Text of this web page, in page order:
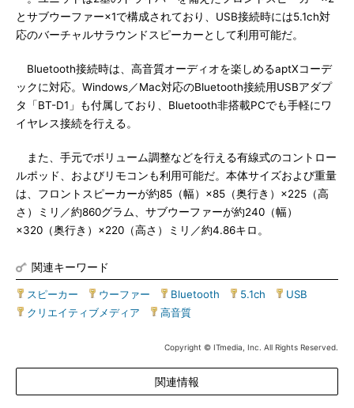
とサブウーファー×1で構成されており、USB接続時には5.1ch対
応のバーチャルサラウンドスピーカーとして利用可能だ。
Bluetooth接続時は、高音質オーディオを楽しめるaptXコーデ
ックに対応。Windows／Mac対応のBluetooth接続用USBアダプ
タ「BT-D1」も付属しており、Bluetooth非搭載PCでも手軽にワ
イヤレス接続を行える。
また、手元でボリューム調整などを行える有線式のコントロー
ルポッド、およびリモコンも利用可能だ。本体サイズおよび重量
は、フロントスピーカーが約85（幅）×85（奥行き）×225（高
さ）ミリ／約860グラム、サブウーファーが約240（幅）
×320（奥行き）×220（高さ）ミリ／約4.86キロ。
関連キーワード
スピーカー ウーファー Bluetooth 5.1ch USB
クリエイティブメディア
高音質
Copyright © ITmedia, Inc. All Rights Reserved.
関連情報